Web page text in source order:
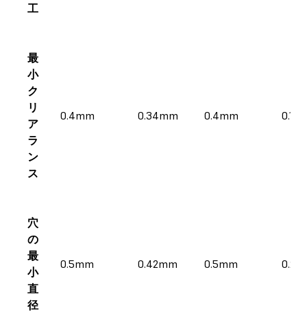
工
最
小
ク
リ
ア
ラ
ン
ス
0.4mm 0.34mm 0.4mm
穴
の
最
小
直
径
0.5mm 0.42mm 0.5mm